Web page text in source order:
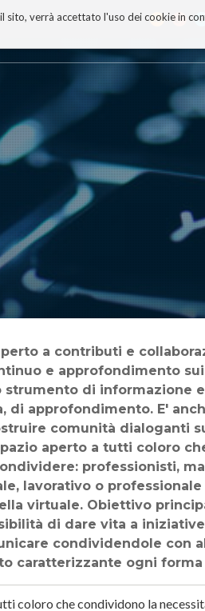
sito, verrà accettato l'uso dei cookie in
e approfondimento
di informazione
di approfondimento. E'
comunità dialoganti
aperto a tutti coloro
professionisti,
lavorativo o
virtuale. Obiettivo
di dare vita a
condividendole con
caratterizzante ogni
coloro che condividono la